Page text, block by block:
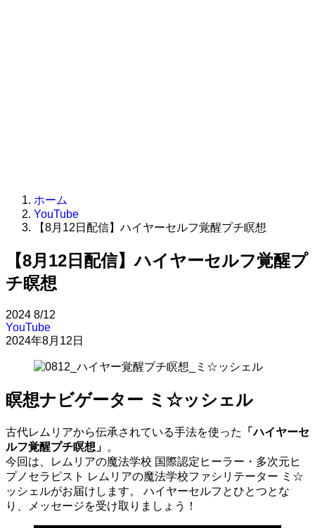
ホーム
YouTube
【8月12日配信】ハイヤーセルフ覚醒プチ瞑想
【8月12日配信】ハイヤーセルフ覚醒プ
チ瞑想
2024 8/12
YouTube
2024年8月12日
瞑想ナビゲーター ミ☆ッシェル
古代レムリアから伝承されている手法を使った 「ハイヤーセ
ルフ覚醒プチ瞑想 」 。
今回は、レムリアの魔法学校 国際認定ヒーラー・多次元ヒ
プノセラピスト レムリアの魔法学校ファシリテーター ミ☆
ッシェルがお届けします。 ハイヤーセルフとひとつとな
り、メッセージを受け取りましょう！